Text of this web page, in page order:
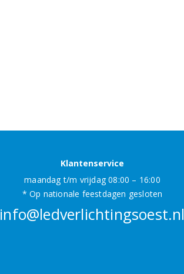
Klantenservice
maandag t/m vrijdag 08:00 – 16:00
* Op nationale feestdagen gesloten
info@ledverlichtingsoest.nl